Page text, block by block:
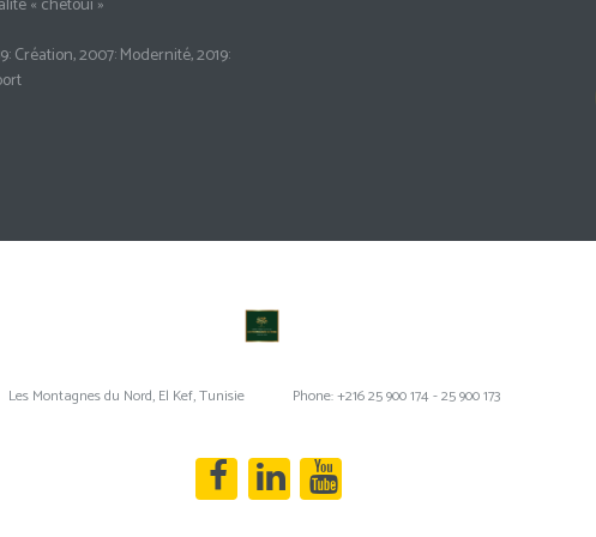
Création, 2007: Modernité, 2019:
Phone: +216 25 900 174 - 25 900 173
Les Montagnes du Nord, El Kef, Tunisie